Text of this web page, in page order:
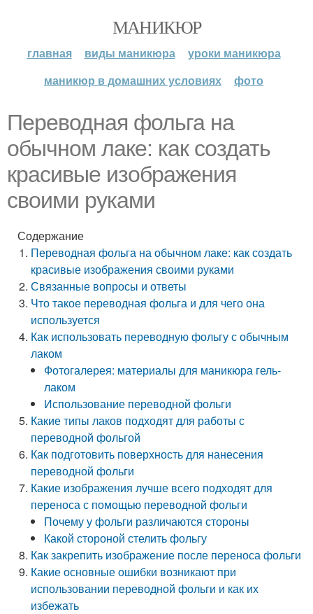
МАНИКЮР
главная виды маникюра
уроки маникюра
маникюр в домашних условиях
фото
Переводная фольга на
обычном лаке: как создать
красивые изображения
своими руками
Содержание
Переводная фольга на обычном лаке: как создать
красивые изображения своими руками
Связанные вопросы и ответы
Что такое переводная фольга и для чего она
используется
Как использовать переводную фольгу с обычным
лаком
Фотогалерея: материалы для маникюра гель-
лаком
Использование переводной фольги
Какие типы лаков подходят для работы с
переводной фольгой
Как подготовить поверхность для нанесения
переводной фольги
Какие изображения лучше всего подходят для
переноса с помощью переводной фольги
Почему у фольги различаются стороны
Какой стороной стелить фольгу
Как закрепить изображение после переноса фольги
Какие основные ошибки возникают при
использовании переводной фольги и как их
избежать